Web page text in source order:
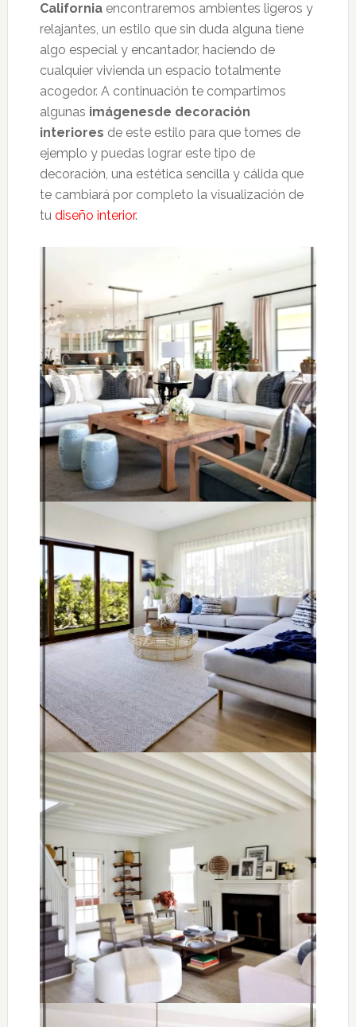
Californiaencontraremos ambientes ligeros y
relajantes, un estilo que sin duda alguna tiene
algo especial y encantador, haciendo de
cualquier vivienda un espacio totalmente
acogedor. A continuación te compartimos
algunas imágenesde decoración
interiores de este estilo para que tomes de
ejemplo y puedas lograr este tipo de
decoración, una estética sencilla y cálida que
te cambiará por completo la visualización de
tu diseño interior.